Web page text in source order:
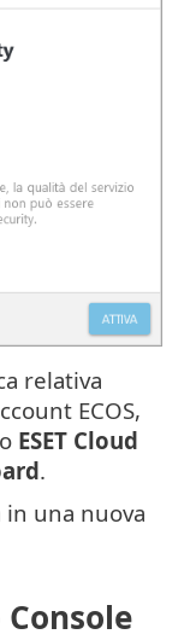
relativa
ECOS,
ESET Cloud
.
in una nuova
Console